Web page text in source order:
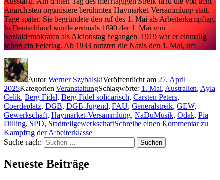
Anarchisten organisiere berühmten Haymarket-Versammlung statt.
Tage später. Sie begründete den ruf des 1. Mai als Arbeiterkampftag.
In Deutschland wurde erstmals 1890 der 1. Mai von
Sozialdemokraten als Aktionstag begangen. 1919 war er einmalig
schon ein Feiertag. Ab 1933 nutzten die Nazis den 1. Mai, um
AutorWerner SzybalskiVeröffentlicht am 27. April
2025Kategorien VeranstaltungSchlagwörter 1. Mai, Australien, Ayla
Celik, Berg Fidel, Berg Fidel solidarisch, Carsten Peters,
Coerdeplatz, DGB, DGB-Jugend, FAU, Generalstreik, GEW,
Gewerkschaft, Haymarket-Versammlung, NaDuMusik, Odak, Pia
Dilling, SPD, StadtteilgewerkschaftSchreibe einen Kommentarzu
Kampftag der Arbeiterklasse
Suche nach:
Suchen
Neueste Beiträge